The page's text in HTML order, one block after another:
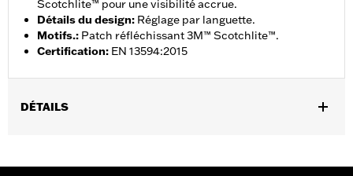
Scotchlite™ pour une visibilité accrue.
Détails du design: Réglage par languette.
Motifs.: Patch réfléchissant 3M™ Scotchlite™.
Certification: EN 13594:2015
DÉTAILS
Caractéristiques fonctionnelles:Compatible avec les écrans